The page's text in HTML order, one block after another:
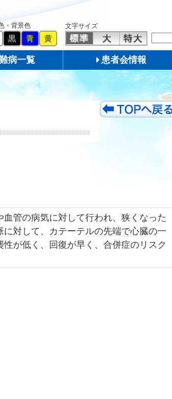
文字サイズ
・背景色
黒 青 黄
病一覧 患者会情報
管の病気に対して行われ、狭くなった
対して、カテーテルの先端で心臓の一
が低く、回復が早く、合併症のリスク